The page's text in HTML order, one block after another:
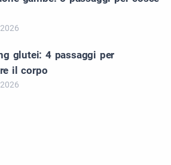
glutei: 4 passaggi per
il corpo